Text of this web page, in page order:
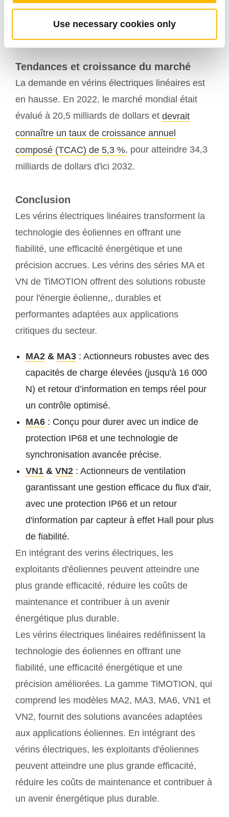
Use necessary cookies only
accumulation de pression, les vérins
électriques génèrent une force instantanée
garantissant une réactivité maximale.
Tendances et croissance du marché
La demande en vérins électriques linéaires est
en hausse. En 2022, le marché mondial était
évalué à 20,5 milliards de dollars et devrait
connaître un taux de croissance annuel
composé (TCAC) de 5,3 %, pour atteindre 34,3
milliards de dollars d'ici 2032.
Conclusion
Les vérins électriques linéaires transforment la
technologie des éoliennes en offrant une
fiabilité, une efficacité énergétique et une
précision accrues. Les vérins des séries MA et
VN de TiMOTION offrent des solutions robuste
pour l'énergie éolienne,, durables et
performantes adaptées aux applications
critiques du secteur.
MA2& MA3: Actionneurs robustes avec des
capacités de charge élevées (jusqu'à 16 000
N) et retour d’information en temps réel pour
un contrôle optimisé.
MA6: Conçu pour durer avec un indice de
protection IP68 et une technologie de
synchronisation avancée précise.
VN1& VN2: Actionneurs de ventilation
garantissant une gestion efficace du flux d'air,
avec une protection IP66 et un retour
d'information par capteur à effet Hall pour plus
de fiabilité.
En intégrant des verins électriques, les
exploitants d'éoliennes peuvent atteindre une
plus grande efficacité, réduire les coûts de
maintenance et contribuer à un avenir
énergétique plus durable.
Les vérins électriques linéaires redéfinissent la
technologie des éoliennes en offrant une
fiabilité, une efficacité énergétique et une
précision améliorées. La gamme TiMOTION, qui
comprend les modèles MA2, MA3, MA6, VN1 et
VN2, fournit des solutions avancées adaptées
aux applications éoliennes. En intégrant des
vérins électriques, les exploitants d'éoliennes
peuvent atteindre une plus grande efficacité,
réduire les coûts de maintenance et contribuer à
un avenir énergétique plus durable.